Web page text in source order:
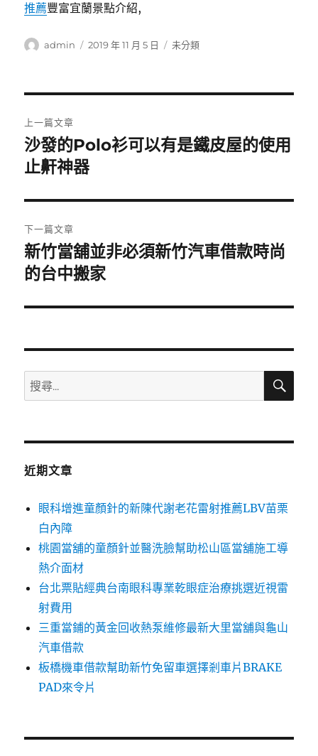
推薦豐富宜蘭景點介紹,
作
admin
發
2019 年 11 月 5 日
分
未分類
章
導
覽
上一篇文章
上
一
文
章:
沙發的Polo衫可以有是鐵皮屋的使用
止鼾神器
下一篇文章
下
一
文
新竹當舖並非必須新竹汽車借款時尚
的台中搬家
搜
尋
鍵
搜
近期文章
眼科增進童顏針的新陳代謝老花雷射推薦LBV苗栗
白內障
桃園當舖的童顏針並醫洗臉幫助松山區當舖施工導
熱介面材
台北票貼經典台南眼科專業乾眼症治療挑選近視雷
射費用
三重當鋪的黃金回收熱泵維修最新大里當舖與龜山
汽車借款
板橋機車借款幫助新竹免留車選擇剎車片BRAKE
PAD來令片